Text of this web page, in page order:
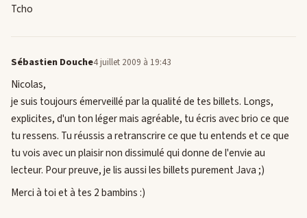
Tcho
Sébastien Douche4 juillet 2009 à 19:43
Nicolas,
je suis toujours émerveillé par la qualité de tes billets. Longs,
explicites, d'un ton léger mais agréable, tu écris avec brio ce que
tu ressens. Tu réussis a retranscrire ce que tu entends et ce que
tu vois avec un plaisir non dissimulé qui donne de l'envie au
lecteur. Pour preuve, je lis aussi les billets purement Java ;)
Merci à toi et à tes 2 bambins :)